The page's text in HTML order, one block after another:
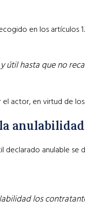
en los artículos
útil hasta que no
actor, en virtud de
anulable se
los